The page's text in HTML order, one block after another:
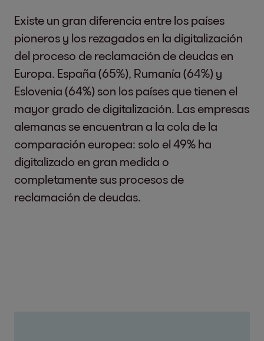
Existe un gran diferencia entre los países
pioneros y los rezagados en la digitalización
del proceso de reclamación de deudas en
Europa. España (65%), Rumanía (64%) y
Eslovenia (64%) son los países que tienen el
mayor grado de digitalización. Las empresas
alemanas se encuentran a la cola de la
comparación europea: solo el 49% ha
digitalizado en gran medida o
completamente sus procesos de
reclamación de deudas.